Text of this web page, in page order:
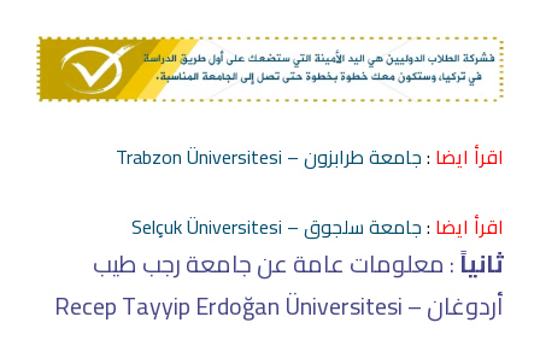
اقرأ ايضا :جامعة طرابزون – Trabzon Üniversitesi
اقرأ ايضا :جامعة سلجوق – Selçuk Üniversitesi
ثانياً: معلومات عامة عن جامعة رجب طيب
أردوغان – Recep Tayyip Erdoğan Üniversitesi